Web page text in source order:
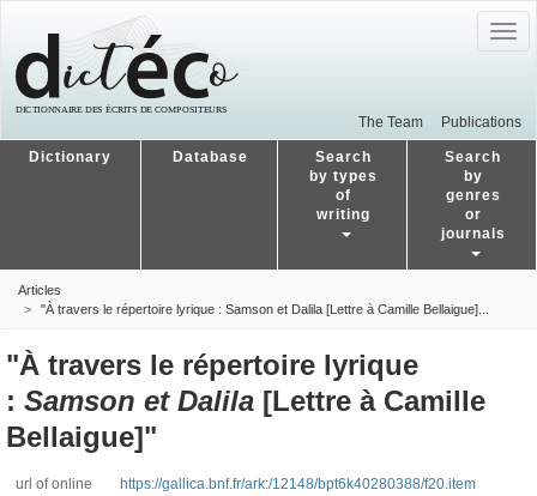
The Team Publications
Dictionary Database
Search
by types
of
writing
Search
by
genres
or
journals
Articles
"À travers le répertoire lyrique : Samson et Dalila [Lettre à Camille Bellaigue]...
"À travers le répertoire lyrique
: Samson et Dalila [Lettre à Camille
Bellaigue]"
url of online
https://gallica.bnf.fr/ark:/12148/bpt6k40280388/f20.item